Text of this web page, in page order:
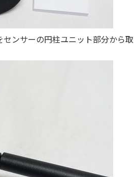
ンサーの円柱ユニット部分から取